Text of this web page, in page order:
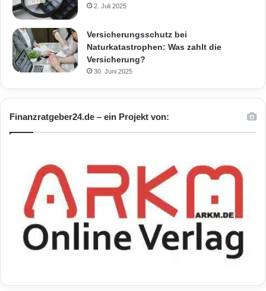
2. Juli 2025
Versicherungsschutz bei
Naturkatastrophen: Was zahlt die
Versicherung?
30. Juni 2025
Finanzratgeber24.de – ein Projekt von: